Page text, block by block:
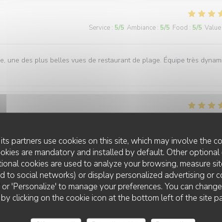
partners use cookies on this site, which may involve the
are mandatory and installed by default. Other optional
cookies are used to analyze your browsing, measure
to social networks) or display personalized advertising or
'Personalize' to manage your preferences. You can
clicking on the cookie icon at the bottom left of the site
Service : 5/5 Ambiance : 5/5 Food : 5/5 Value
une des plus belles vues de restaurant de plage. Équipe très
vue.
Service: 5/5 Ambiance: 5/5 Food: 5/5 Value
LA PLAGE DE L'ÎLE D'OR